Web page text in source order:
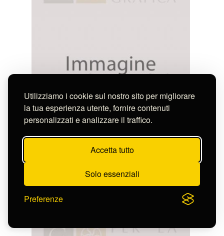
Utilizziamo i cookie sul nostro sito per migliorare
la tua esperienza utente, fornire contenuti
personalizzati e analizzare il traffico.
Accetta tutto
Solo essenziali
Preferenze
Parboni Pietro